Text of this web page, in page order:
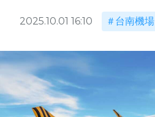
2025.10.01 16:10 台南機場